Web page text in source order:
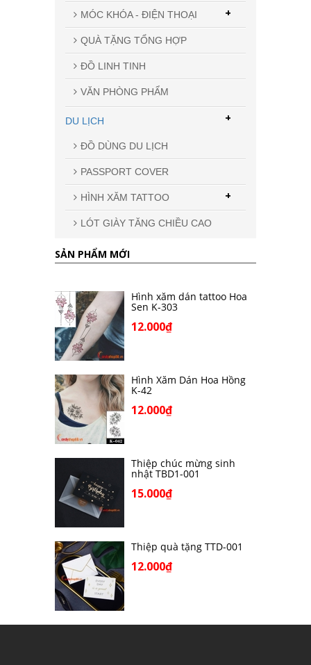
MÓC KHÓA - ĐIỆN THOẠI +
QUÀ TẶNG TỔNG HỢP
ĐỒ LINH TINH
VĂN PHÒNG PHẨM
DU LỊCH
ĐỒ DÙNG DU LỊCH
PASSPORT COVER
HÌNH XĂM TATTOO +
LÓT GIÀY TĂNG CHIỀU CAO
+
SẢN PHẨM MỚI
Hình xăm dán tattoo Hoa
Sen K-303
12.000₫
Hình Xăm Dán Hoa Hồng
K-42
12.000₫
Thiệp chúc mừng sinh
nhật TBD1-001
15.000₫
Thiệp quà tặng TTD-001
12.000₫